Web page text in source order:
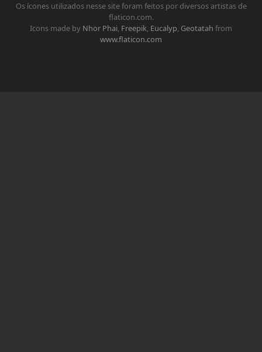
Os ícones utilizados nesse site foram feitos por diversos artistas de
flaticon.com.
Icons made by Nhor Phai, Freepik, Eucalyp, Geotatah from
www.flaticon.com